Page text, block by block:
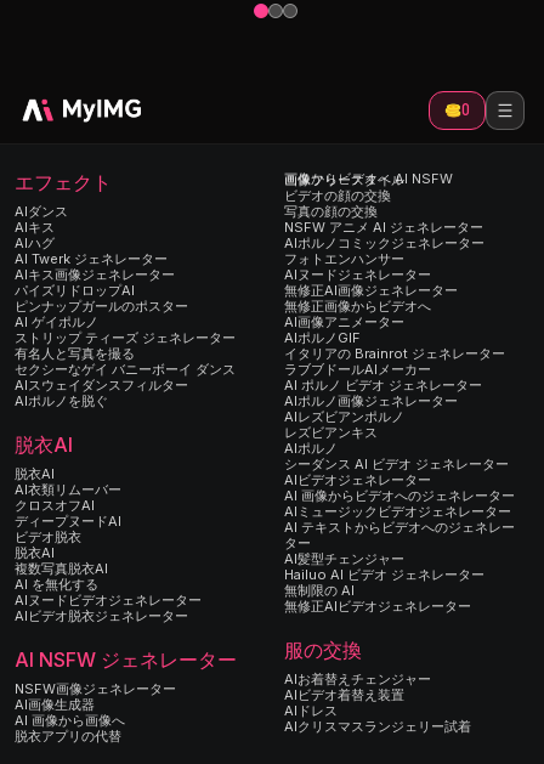
0
エフェクト
AIダンス
AIキス
AIハグ
AI Twerk ジェネレーター
AIキス画像ジェネレーター
パイズリドロップAI
ピンナップガールのポスター
AI ゲイポルノ
ストリップ ティーズ ジェネレーター
有名人と写真を撮る
セクシーなゲイ バニーボーイ ダンス
AIスウェイダンスフィルター
AIポルノを脱ぐ
脱衣AI
脱衣AI
AI衣類リムーバー
クロスオフAI
ディープヌードAI
ビデオ脱衣
脱衣AI
複数写真脱衣AI
AI を無化する
AIヌードビデオジェネレーター
AIビデオ脱衣ジェネレーター
AI NSFW ジェネレーター
NSFW画像ジェネレーター
AI画像生成器
AI 画像から画像へ
脱衣アプリの代替
画像からビデオへ AI NSFW
画像フリースタイル
ビデオの顔の交換
写真の顔の交換
NSFW アニメ AI ジェネレーター
AIポルノコミックジェネレーター
フォトエンハンサー
AIヌードジェネレーター
無修正AI画像ジェネレーター
無修正画像からビデオへ
AI画像アニメーター
AIポルノGIF
イタリアの Brainrot ジェネレーター
ラブブドールAIメーカー
AI ポルノ ビデオ ジェネレーター
AIポルノ画像ジェネレーター
AIレズビアンポルノ
レズビアンキス
AIポルノ
シーダンス AI ビデオ ジェネレーター
AIビデオジェネレーター
AI 画像からビデオへのジェネレーター
AIミュージックビデオジェネレーター
AI テキストからビデオへのジェネレー
ター
AI髪型チェンジャー
Hailuo AI ビデオ ジェネレーター
無制限の AI
無修正AIビデオジェネレーター
服の交換
AIお着替えチェンジャー
AIビデオ着替え装置
AIドレス
AIクリスマスランジェリー試着